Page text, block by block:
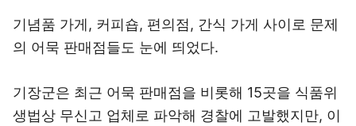
기념품 가게, 커피숍, 편의점, 간식 가게 사이로 문제
의 어묵 판매점들도 눈에 띄었다.
기장군은 최근 어묵 판매점을 비롯해 15곳을 식품위
생법상 무신고 업체로 파악해 경찰에 고발했지만, 이